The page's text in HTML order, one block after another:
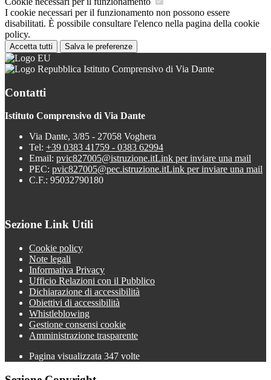
I cookie necessari per il funzionamento non possono essere
disabilitati. È possibile consultare l'elenco nella pagina della cookie
policy.
Accetta tutti Salva le preferenze
Istituto Comprensivo di Via Dante
Contatti
Istituto Comprensivo di Via Dante
Via Dante, 3/85 - 27058 Voghera
Tel: +39 0383 41759 - 0383 62994
Email: pvic827005@istruzione.itLink per inviare una mail
PEC: pvic827005@pec.istruzione.itLink per inviare una mail
C.F.: 95032790180
Sezione Link Utili
Cookie policy
Note legali
Informativa Privacy
Ufficio Relazioni con il Pubblico
Dichiarazione di accessibilità
Obiettivi di accessibilità
Whistleblowing
Gestione consensi cookie
Amministrazione trasparente
Pagina visualizzata 347 volte